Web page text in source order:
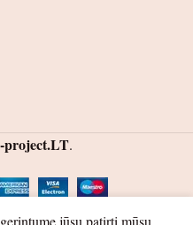
– 10cm. Juosmuo ( guma ) –
project.LT.
jūsų patirtį mūsų